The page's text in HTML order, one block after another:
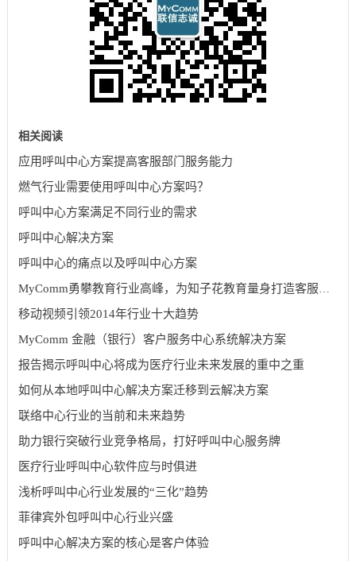
相关阅读
应用呼叫中心方案提高客服部门服务能力
燃气行业需要使用呼叫中心方案吗？
呼叫中心方案满足不同行业的需求
呼叫中心解决方案
呼叫中心的痛点以及呼叫中心方案
MyComm勇攀教育行业高峰，为知子花教育量身打造客服中心
移动视频引领2014年行业十大趋势
MyComm 金融（银行）客户服务中心系统解决方案
报告揭示呼叫中心将成为医疗行业未来发展的重中之重
如何从本地呼叫中心解决方案迁移到云解决方案
联络中心行业的当前和未来趋势
助力银行突破行业竞争格局，打好呼叫中心服务牌
医疗行业呼叫中心软件应与时俱进
浅析呼叫中心行业发展的“三化”趋势
菲律宾外包呼叫中心行业兴盛
呼叫中心解决方案的核心是客户体验